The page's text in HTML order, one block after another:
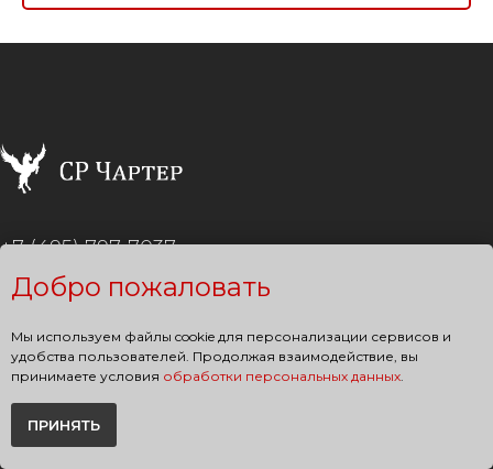
Добро пожаловать
Мы используем файлы cookie для персонализации сервисов и
удобства пользователей. Продолжая взаимодействие, вы
принимаете условия обработки персональных данных.
ПРИНЯТЬ
+7 (495) 797-7037
Москва, Бизнес-парк Гринвуд,
стр. 19, лит. 4Б, 4 этаж
Сочи
Новосибирск
Казань
Cessna CJ1